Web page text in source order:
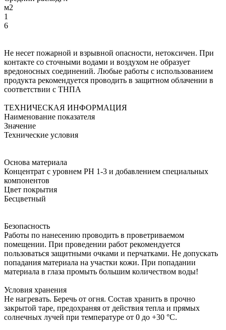
м2
1
6
Не несет пожарной и взрывной опасности, нетоксичен. При
контакте со сточными водами и воздухом не образует
вредоносных соединений. Любые работы с использованием
продукта рекомендуется проводить в защитном облачении в
соответствии с ТНПА
ТЕХНИЧЕСКАЯ ИНФОРМАЦИЯ
Наименование показателя
Значение
Технические условия
Основа материала
Концентрат с уровнем РН 1-3 и добавлением специальных
компонентов
Цвет покрытия
Бесцветный
Безопасность
Работы по нанесению проводить в проветриваемом
помещении. При проведении работ рекомендуется
пользоваться защитными очками и перчатками. Не допускать
попадания материала на участки кожи. При попадании
материала в глаза промыть большим количеством воды!
Условия хранения
Не нагревать. Беречь от огня. Состав хранить в прочно
закрытой таре, предохраняя от действия тепла и прямых
солнечных лучей при температуре от 0 до +30 °С.